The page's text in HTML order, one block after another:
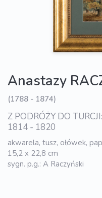
Anastazy
(1788 - 1874)
Z PODRÓŻY DO
1814 - 1820
akwarela, tusz, ołówek,
15,2 x 22,8 cm
sygn. p.g.: A Raczyński